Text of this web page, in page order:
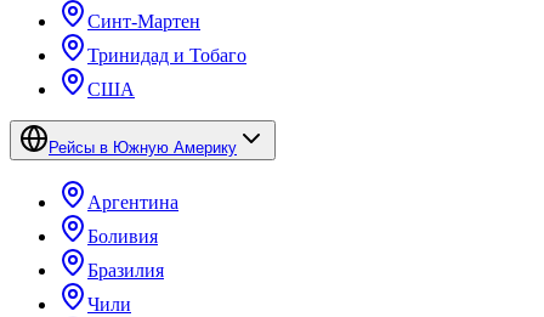
Синт-Мартен
Тринидад и Тобаго
США
Рейсы в Южную Америку
Аргентина
Боливия
Бразилия
Чили